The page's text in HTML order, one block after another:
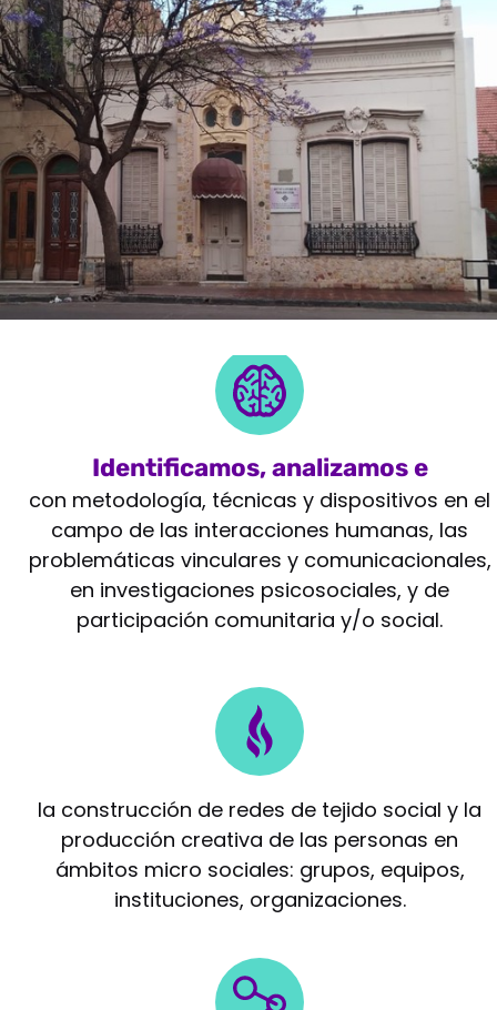
Identificamos, analizamos e
intervenimos
con metodología, técnicas y dispositivos en el
campo de las interacciones humanas, las
problemáticas vinculares y comunicacionales,
en investigaciones psicosociales, y de
participación comunitaria y/o social.
Potenciamos
la construcción de redes de tejido social y la
producción creativa de las personas en
ámbitos micro sociales: grupos, equipos,
instituciones, organizaciones.